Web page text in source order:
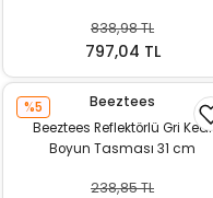
838,98 TL
797,04 TL
%5
Beeztees
Beeztees Reflektörlü Gri Kedi
Boyun Tasması 31 cm
238,85 TL